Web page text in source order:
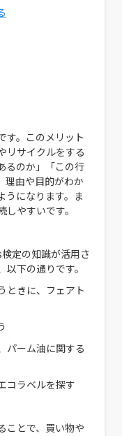
す。このメリット
リサイクルをする
るのか」「この行
理由や目的がわか
うになります。ま
やすいです。
定の知識が活用さ
下の通りです。
ときに、フェアト
パーム油に関する
コラベルを探す
ことで、買い物や